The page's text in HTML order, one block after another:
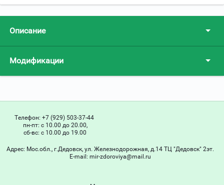
Описание
Модификации
Телефон: +7 (929) 503-37-44
пн-пт: с 10.00 до 20.00,
сб-вс: с 10.00 до 19.00
Адрес: Мос.обл., г.Дедовск, ул. Железнодорожная, д.14 ТЦ "Дедовск" 2эт.
Е-mail: mir-zdoroviya@mail.ru